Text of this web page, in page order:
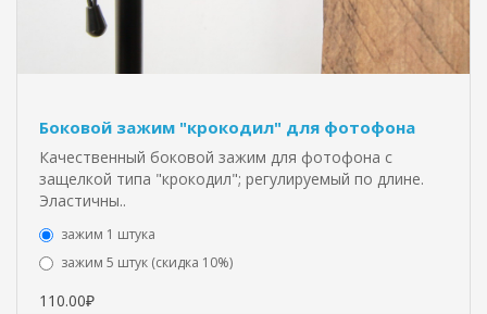
Боковой зажим "крокодил" для фотофона
Качественный боковой зажим для фотофона с
защелкой типа "крокодил"; регулируемый по длине.
Эластичны..
зажим 1 штука
зажим 5 штук (скидка 10%)
110.00₽